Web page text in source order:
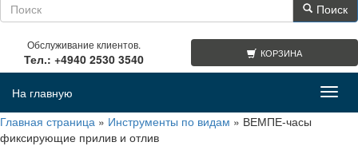
Поиск
Обслуживание клиентов.
Тел.: +4940 2530 3540 КОРЗИНА
На главную
Главная страница » Инструменты по видам » ВЕМПЕ-часы
фиксирующие прилив и отлив